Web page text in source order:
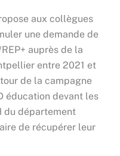
aux collègues
une demande de
auprès de la
entre 2021 et
de la campagne
éducation devant les
du département
de récupérer leur